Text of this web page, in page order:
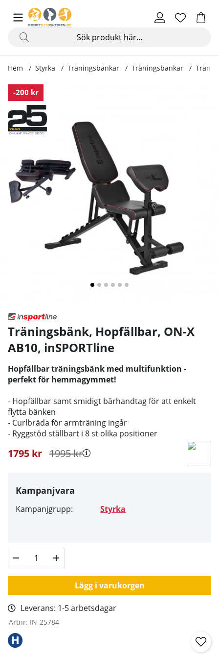
Hem Styrka Träningsbänkar Träningsbänkar
-200 kr
Produktbilder Träningsbänk, Hopfällbar, ON-X AB10
Träningsbänk, Hopfällbar, ON-X
AB10, inSPORTline
Hopfällbar träningsbänk med multifunktion -
perfekt för hemmagymmet!
- Hopfällbar samt smidigt bärhandtag för att enkelt
flytta bänken
- Curlbräda för armträning ingår
- Ryggstöd ställbart i 8 st olika positioner
1995kr
1795 kr
Kampanjvara
Kampanjgrupp: Styrka
Lägg i varukorgen
Leverans: 1-5 arbetsdagar
Artnr: IN-25784